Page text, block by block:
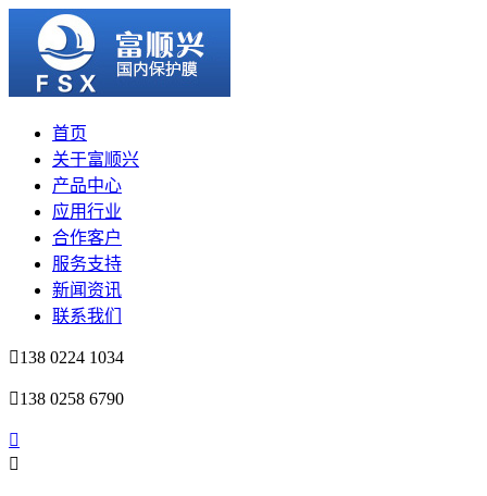
首页
关于富顺兴
产品中心
应用行业
合作客户
服务支持
新闻资讯
联系我们
138 0224 1034
138 0258 6790